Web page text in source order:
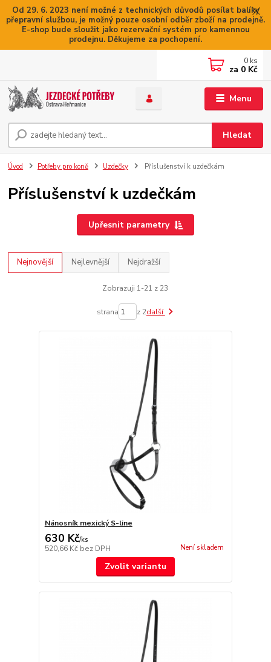
Od 29. 6. 2023 není možné z technických důvodů posílat balíky
přepravní službou, je možný pouze osobní odběr zboží na prodejně.
E-shop bude sloužit jako rezervační systém pro kamennou
prodejnu. Děkujeme za pochopení.
Menu
Hledat
0 ks
za 0 Kč
Úvod Potřeby pro koně Uzdečky Příslušenství k uzdečkám
Příslušenství k uzdečkám
Upřesnit parametry
Nejnovější Nejlevnější Nejdražší
Zobrazuji 1-21 z 23
strana z 2další
Nánosník mexický S-line
630 Kč/ks
520,66 Kč bez DPH Není skladem
Zvolit variantu